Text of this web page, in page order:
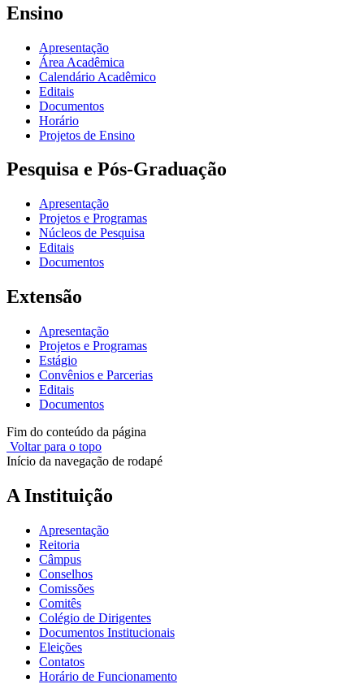
Ensino
Apresentação
Área Acadêmica
Calendário Acadêmico
Editais
Documentos
Horário
Projetos de Ensino
Pesquisa e Pós-Graduação
Apresentação
Projetos e Programas
Núcleos de Pesquisa
Editais
Documentos
Extensão
Apresentação
Projetos e Programas
Estágio
Convênios e Parcerias
Editais
Documentos
Fim do conteúdo da página
Voltar para o topo
Início da navegação de rodapé
A Instituição
Apresentação
Reitoria
Câmpus
Conselhos
Comissões
Comitês
Colégio de Dirigentes
Documentos Institucionais
Eleições
Contatos
Horário de Funcionamento